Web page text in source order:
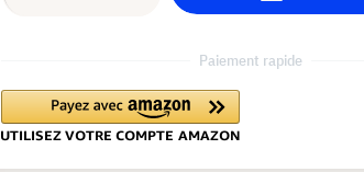
Paiement rapide